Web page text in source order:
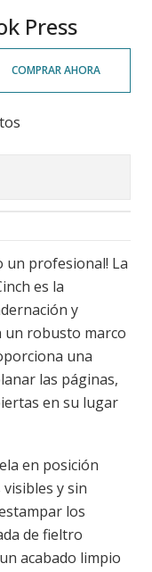
Press
COMPRAR AHORA
un profesional! La
es la
y
un robusto marco
una
las páginas,
en su lugar
en posición
y sin
los
de fieltro
acabado limpio